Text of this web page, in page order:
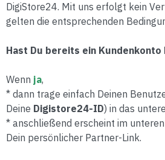
DigiStore24. Mit uns erfolgt kein
gelten die entsprechenden
Hast Du bereits ein
Wenn ja,
* dann trage einfach Deinen
Deine Digistore24-ID) in das
* anschließend erscheint im
Dein persönlicher Partner-Link.